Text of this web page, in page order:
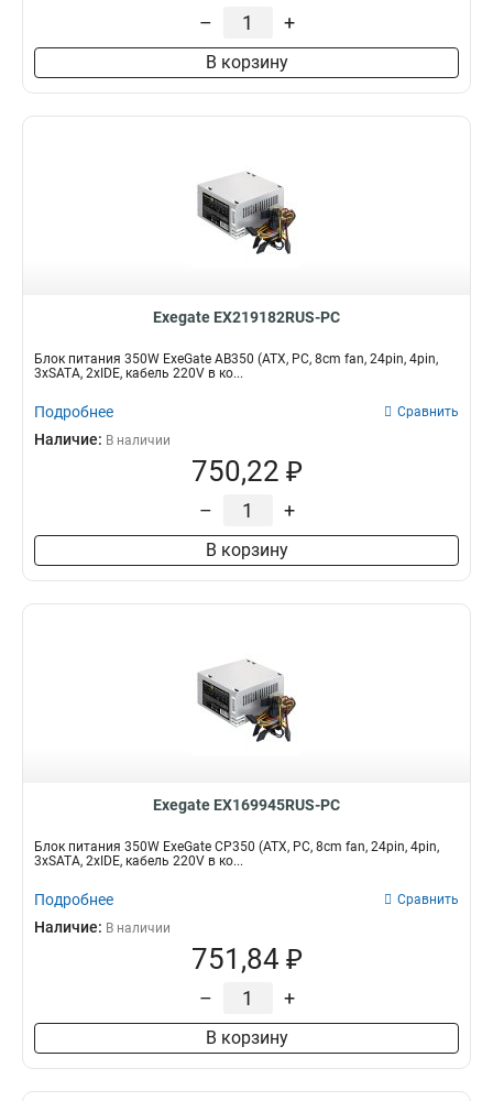
– +
В корзину
Exegate EX219182RUS-PC
Блок питания 350W ExeGate AB350 (ATX, PC, 8cm fan, 24pin, 4pin,
3xSATA, 2xIDE, кабель 220V в ко...
Подробнее Сравнить
Наличие: В наличии
750,22 ₽
– +
В корзину
Exegate EX169945RUS-PC
Блок питания 350W ExeGate CP350 (ATX, PC, 8cm fan, 24pin, 4pin,
3xSATA, 2xIDE, кабель 220V в ко...
Подробнее Сравнить
Наличие: В наличии
751,84 ₽
– +
В корзину